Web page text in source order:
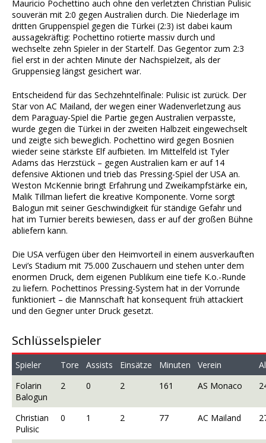
Mauricio Pochettino auch ohne den verletzten Christian Pulisic
souverän mit 2:0 gegen Australien durch. Die Niederlage im
dritten Gruppenspiel gegen die Türkei (2:3) ist dabei kaum
aussagekräftig: Pochettino rotierte massiv durch und
wechselte zehn Spieler in der Startelf. Das Gegentor zum 2:3
fiel erst in der achten Minute der Nachspielzeit, als der
Gruppensieg längst gesichert war.
Entscheidend für das Sechzehntelfinale: Pulisic ist zurück. Der
Star von AC Mailand, der wegen einer Wadenverletzung aus
dem Paraguay-Spiel die Partie gegen Australien verpasste,
wurde gegen die Türkei in der zweiten Halbzeit eingewechselt
und zeigte sich beweglich. Pochettino wird gegen Bosnien
wieder seine stärkste Elf aufbieten. Im Mittelfeld ist Tyler
Adams das Herzstück – gegen Australien kam er auf 14
defensive Aktionen und trieb das Pressing-Spiel der USA an.
Weston McKennie bringt Erfahrung und Zweikampfstärke ein,
Malik Tillman liefert die kreative Komponente. Vorne sorgt
Balogun mit seiner Geschwindigkeit für ständige Gefahr und
hat im Turnier bereits bewiesen, dass er auf der großen Bühne
abliefern kann.
Die USA verfügen über den Heimvorteil in einem ausverkauften
Levi’s Stadium mit 75.000 Zuschauern und stehen unter dem
enormen Druck, dem eigenen Publikum eine tiefe K.o.-Runde
zu liefern. Pochettinos Pressing-System hat in der Vorrunde
funktioniert – die Mannschaft hat konsequent früh attackiert
und den Gegner unter Druck gesetzt.
Schlüsselspieler
Spieler Tore Assists Einsätze Minuten Verein
Folarin
Balogun
2 0 2 161 AS Monaco
Christian
Pulisic
0 1 2 77 AC Mailand